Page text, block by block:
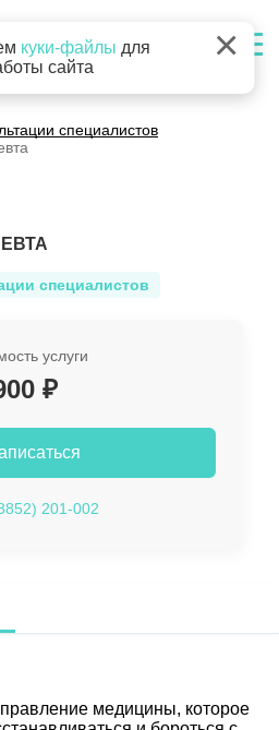
специалистов
специалистов
услуги
₽
201-002
медицины, которое
куки-файлы для
сайта
×